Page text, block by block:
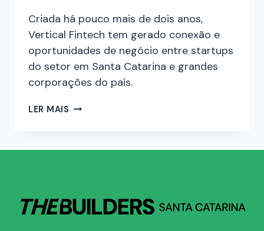
Criada há pouco mais de dois anos,
Vertical Fintech tem gerado conexão e
oportunidades de negócio entre startups
do setor em Santa Catarina e grandes
corporações do país.
LER MAIS